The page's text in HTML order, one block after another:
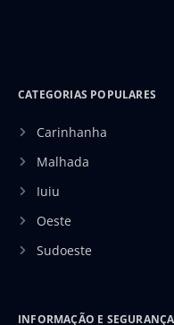
CATEGORIAS POPULARES
Carinhanha
Malhada
Iuiu
Oeste
Sudoeste
INFORMAÇÃO E SEGURANÇA